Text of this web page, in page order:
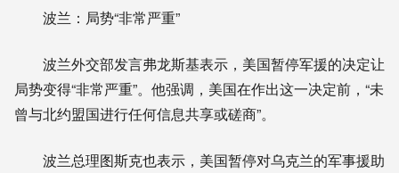
波兰：局势“非常严重”
波兰外交部发言弗龙斯基表示，美国暂停军援的决定让
局势变得“非常严重”。他强调，美国在作出这一决定前，“未
曾与北约盟国进行任何信息共享或磋商”。
波兰总理图斯克也表示，美国暂停对乌克兰的军事援助